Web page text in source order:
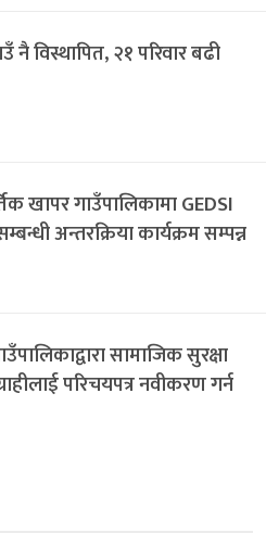
नै विस्थापित, २१ परिवार बढी
खापर गाउँपालिकामा GEDSI
अन्तरक्रिया कार्यक्रम सम्पन्न
सामाजिक सुरक्षा
परिचयपत्र नवीकरण गर्न